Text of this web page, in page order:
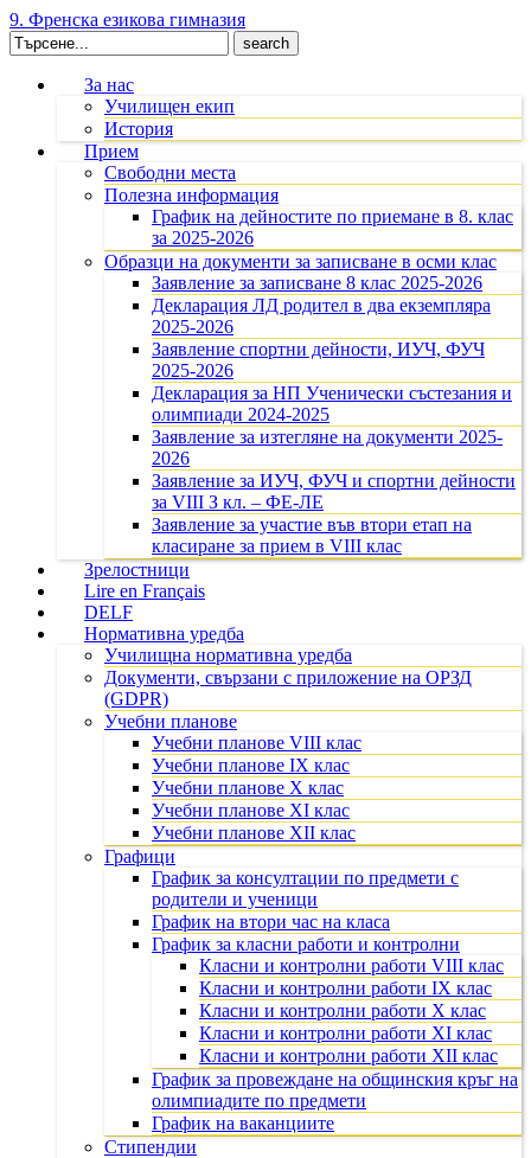
9. Френска езикова гимназия
Search
for:
За нас
Училищен екип
История
Прием
Свободни места
Полезна информация
График на дейностите по приемане в 8. клас
за 2025-2026
Образци на документи за записване в осми клас
Заявление за записване 8 клас 2025-2026
Декларация ЛД родител в два екземпляра
2025-2026
Заявление спортни дейности, ИУЧ, ФУЧ
2025-2026
Декларация за НП Ученически състезания и
олимпиади 2024-2025
Заявление за изтегляне на документи 2025-
2026
Заявление за ИУЧ, ФУЧ и спортни дейности
за VIII З кл. – ФЕ-ЛЕ
Заявление за участие във втори етап на
класиране за прием в VIII клас
Зрелостници
Lire en Français
DELF
Нормативна уредба
Училищна нормативна уредба
Документи, свързани с приложение на ОРЗД
(GDPR)
Учебни планове
Учебни планове VIII клас
Учебни планове IX клас
Учебни планове X клас
Учебни планове XI клас
Учебни планове XII клас
Графици
График за консултации по предмети с
родители и ученици
График на втори час на класа
График за класни работи и контролни
Класни и контролни работи VIII клас
Класни и контролни работи IX клас
Класни и контролни работи X клас
Класни и контролни работи XI клас
Класни и контролни работи XII клас
График за провеждане на общинския кръг на
олимпиадите по предмети
График на ваканциите
Стипендии